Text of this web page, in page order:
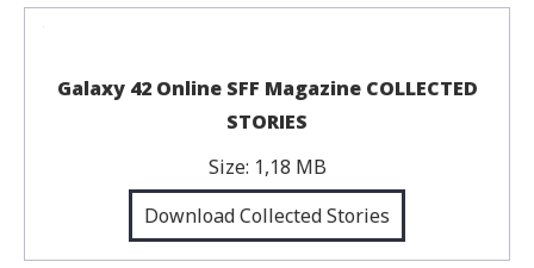
Galaxy 42 Online SFF Magazine COLLECTED
STORIES
Size: 1,18 MB
Download Collected Stories